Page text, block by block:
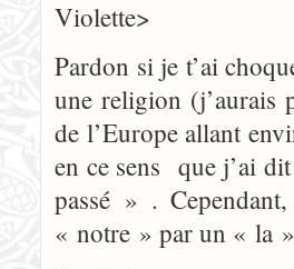
Violette>
Pardon si je t’ai
une religion (j’aurais
de l’Europe allant
en ce sens que j’ai
passé » .
« notre » par un « la